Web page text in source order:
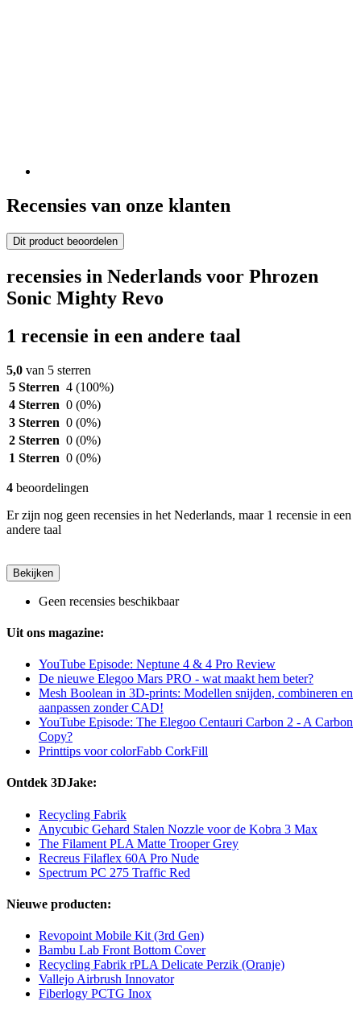
Recensies van onze klanten
Dit product beoordelen
recensies in Nederlands voor Phrozen
Sonic Mighty Revo
1 recensie in een andere taal
5,0 van 5 sterren
5 Sterren 4 (100%)
4 Sterren 0 (0%)
3 Sterren 0 (0%)
2 Sterren 0 (0%)
1 Sterren 0 (0%)
4 beoordelingen
Er zijn nog geen recensies in het Nederlands, maar 1 recensie in een
andere taal
Bekijken
Geen recensies beschikbaar
Uit ons magazine:
YouTube Episode: Neptune 4 & 4 Pro Review
De nieuwe Elegoo Mars PRO - wat maakt hem beter?
Mesh Boolean in 3D-prints: Modellen snijden, combineren en
aanpassen zonder CAD!
YouTube Episode: The Elegoo Centauri Carbon 2 - A Carbon
Copy?
Printtips voor colorFabb CorkFill
Ontdek 3DJake:
Recycling Fabrik
Anycubic Gehard Stalen Nozzle voor de Kobra 3 Max
The Filament PLA Matte Trooper Grey
Recreus Filaflex 60A Pro Nude
Spectrum PC 275 Traffic Red
Nieuwe producten:
Revopoint Mobile Kit (3rd Gen)
Bambu Lab Front Bottom Cover
Recycling Fabrik rPLA Delicate Perzik (Oranje)
Vallejo Airbrush Innovator
Fiberlogy PCTG Inox